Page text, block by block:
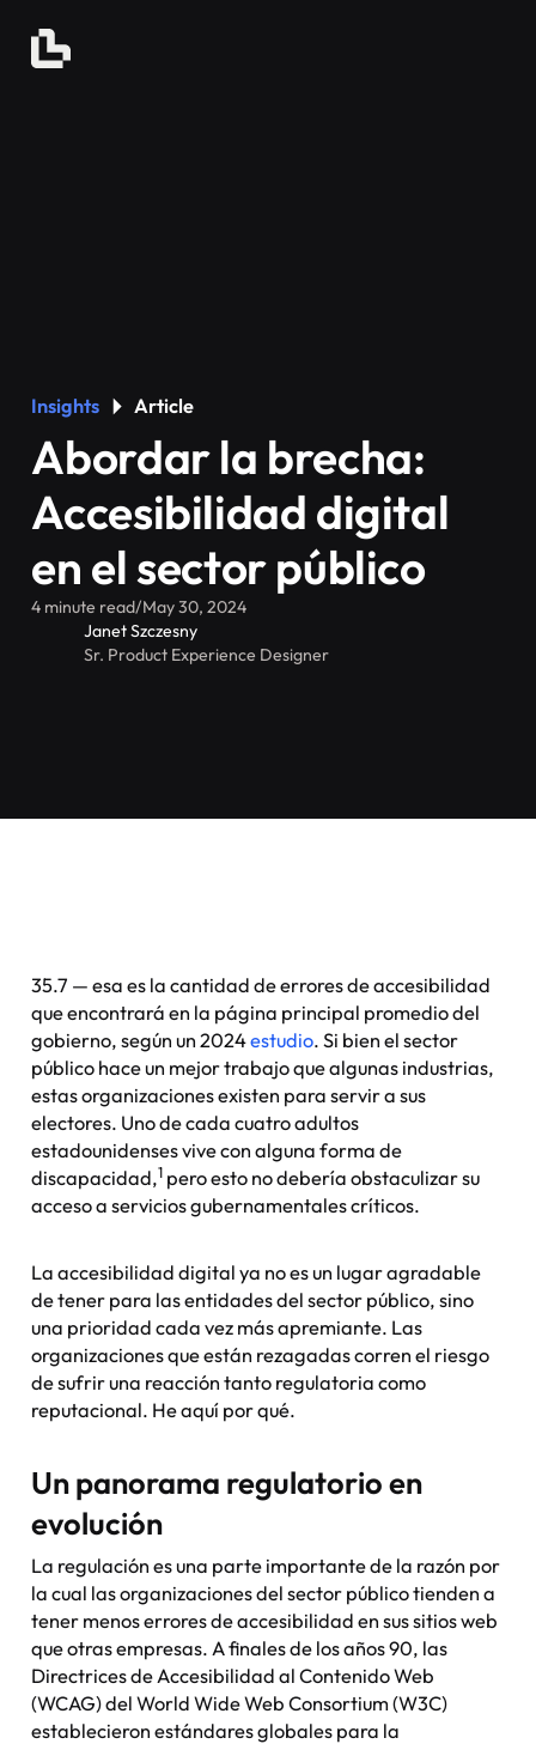
Insights Article
Abordar la brecha:
Accesibilidad digital
en el sector público
4 minute read/May 30, 2024
Janet Szczesny
Sr. Product Experience Designer
35.7 — esa es la cantidad de errores de accesibilidad
que encontrará en la página principal promedio del
gobierno, según un 2024estudio. Si bien el sector
público hace un mejor trabajo que algunas industrias,
estas organizaciones existen para servir a sus
electores. Uno de cada cuatro adultos
estadounidenses vive con alguna forma de
discapacidad,1 pero esto no debería obstaculizar su
acceso a servicios gubernamentales críticos.
La accesibilidad digital ya no es un lugar agradable
de tener para las entidades del sector público, sino
una prioridad cada vez más apremiante. Las
organizaciones que están rezagadas corren el riesgo
de sufrir una reacción tanto regulatoria como
reputacional. He aquí por qué.
Un panorama regulatorio en
evolución
La regulación es una parte importante de la razón por
la cual las organizaciones del sector público tienden a
tener menos errores de accesibilidad en sus sitios web
que otras empresas. A finales de los años 90, las
Directrices de Accesibilidad al Contenido Web
(WCAG) del World Wide Web Consortium (W3C)
establecieron estándares globales para la